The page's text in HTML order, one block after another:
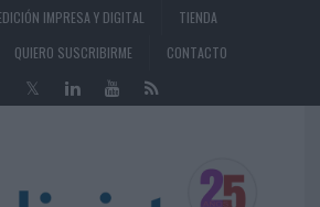
IMPRESA Y DIGITAL
TIENDA
QUIERO SUSCRIBIRME CONTACTO